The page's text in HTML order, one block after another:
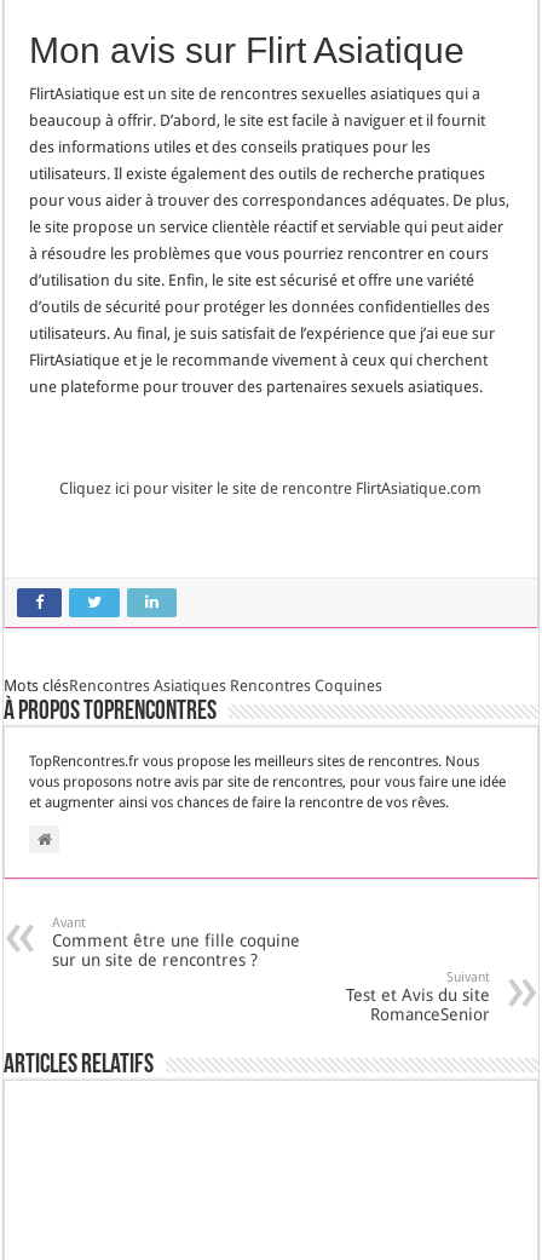
Mon avis sur Flirt Asiatique
FlirtAsiatique est un site de rencontres sexuelles asiatiques qui a
beaucoup à offrir. D’abord, le site est facile à naviguer et il fournit
des informations utiles et des conseils pratiques pour les
utilisateurs. Il existe également des outils de recherche pratiques
pour vous aider à trouver des correspondances adéquates. De plus,
le site propose un service clientèle réactif et serviable qui peut aider
à résoudre les problèmes que vous pourriez rencontrer en cours
d’utilisation du site. Enfin, le site est sécurisé et offre une variété
d’outils de sécurité pour protéger les données confidentielles des
utilisateurs. Au final, je suis satisfait de l’expérience que j’ai eue sur
FlirtAsiatique et je le recommande vivement à ceux qui cherchent
une plateforme pour trouver des partenaires sexuels asiatiques.
Cliquez ici pour visiter le site de rencontre FlirtAsiatique.com
Mots clésRencontres Asiatiques Rencontres Coquines
À propos TopRencontres
TopRencontres.fr vous propose les meilleurs sites de rencontres. Nous
vous proposons notre avis par site de rencontres, pour vous faire une idée
et augmenter ainsi vos chances de faire la rencontre de vos rêves.
Avant
Comment être une fille coquine
sur un site de rencontres ?
Suivant
Test et Avis du site
RomanceSenior
Articles Relatifs